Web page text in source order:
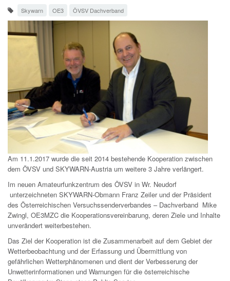
Skywarn OE3 ÖVSV Dachverband
Am 11.1.2017 wurde die seit 2014 bestehende Kooperation zwischen
dem ÖVSV und SKYWARN-Austria um weitere 3 Jahre verlängert.
Im neuen Amateurfunkzentrum des ÖVSV in Wr. Neudorf
unterzeichneten SKYWARN-Obmann Franz Zeilerund der Präsident
des Österreichischen Versuchssenderverbandes – Dachverband Mike
Zwingl, OE3MZC die Kooperationsvereinbarung, deren Ziele und Inhalte
unverändert weiterbestehen.
Das Ziel der Kooperation ist die Zusammenarbeit auf dem Gebiet der
Wetterbeobachtung und der Erfassung und Übermittlung von
gefährlichen Wetterphänomenen und dient der Verbesserung der
Unwetterinformationen und Warnungen für die österreichische